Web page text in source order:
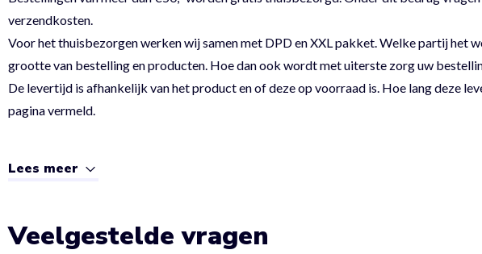
verzendkosten.
Voor het thuisbezorgen werken wij samen met DPD en XXL pakket. Welke partij het
grootte van bestelling en producten. Hoe dan ook wordt met uiterste zorg uw
De levertijd is afhankelijk van het product en of deze op voorraad is. Hoe lang deze
pagina vermeld.
Lees meer
Veelgestelde vragen